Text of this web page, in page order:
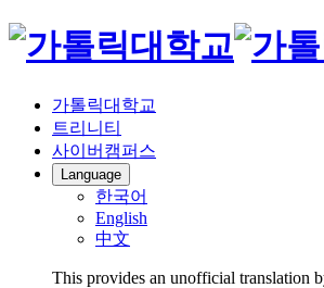
가톨릭대학교
트리니티
사이버캠퍼스
Language
한국어
English
中文
This provides an unofficial translation